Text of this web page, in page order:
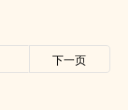
下一页